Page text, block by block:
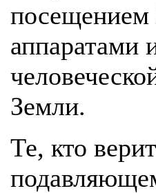
посещением
аппаратами
Земли.
Те, кто